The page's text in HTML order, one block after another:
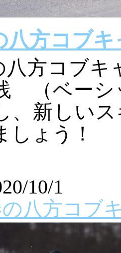
八方コブ
八方コブ
（ベーシ
、新しい
しょう！
10/1
八方コブ